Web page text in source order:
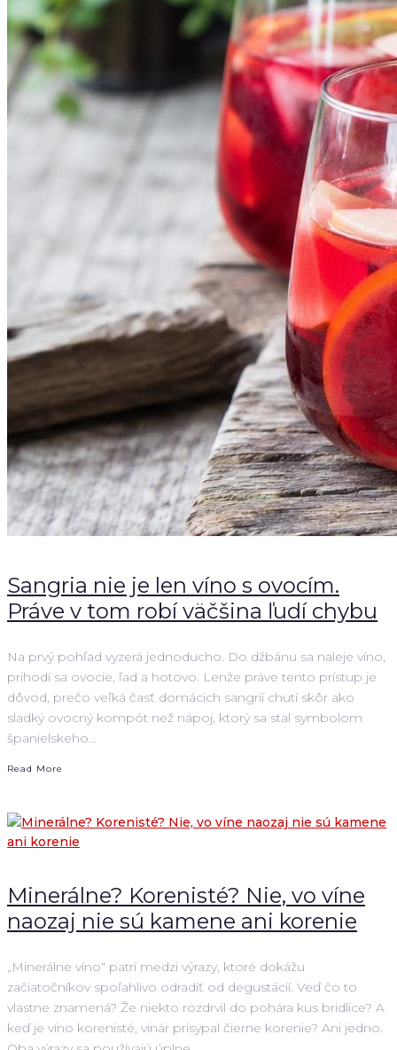
Sangria nie je len víno s ovocím.
Práve v tom robí väčšina ľudí chybu
Na prvý pohľad vyzerá jednoducho. Do džbánu sa naleje víno,
prihodí sa ovocie, ľad a hotovo. Lenže práve tento prístup je
dôvod, prečo veľká časť domácich sangrií chutí skôr ako
sladký ovocný kompót než nápoj, ktorý sa stal symbolom
španielskeho…
Read More
Minerálne? Korenisté? Nie, vo víne
naozaj nie sú kamene ani korenie
„Minerálne víno“ patrí medzi výrazy, ktoré dokážu
začiatočníkov spoľahlivo odradiť od degustácií. Veď čo to
vlastne znamená? Že niekto rozdrvil do pohára kus bridlice? A
keď je víno korenisté, vinár prisypal čierne korenie? Ani jedno.